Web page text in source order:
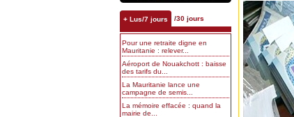
+ Lus/7 jours /30 jours
Pour une retraite digne en
Mauritanie : relever...
Aéroport de Nouakchott : baisse
des tarifs du...
La Mauritanie lance une
campagne de semis...
La mémoire effacée : quand la
mairie de...